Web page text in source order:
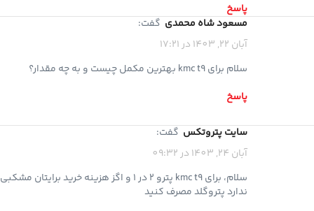
پاسخ
مسعود شاه محمدی گفت:
آبان 22, 1403 در 17:21
سلام برای kmc t9 بهترین مکمل چیست و به چه مقدار؟
پاسخ
سایت پتروتکس گفت:
آبان 24, 1403 در 09:32
سلام، برای kmc t9 پترو 2 در 1 و اگز هزینه خرید برایتان مشکبی
ندارد پتروگلد مصرف کنید